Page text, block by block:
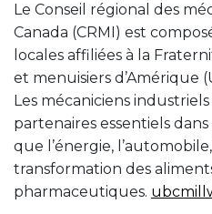
Le Conseil régional des
Canada (CRMI) est
locales affiliées à la
et menuisiers d’Amérique
Les mécaniciens industriels
partenaires essentiels
que l’énergie,
transformation des
pharmaceutiques.